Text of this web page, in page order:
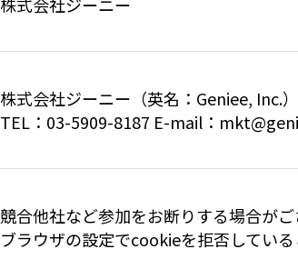
株式会社ジーニー
株式会社ジーニー（英名：Geniee, Inc.）
TEL：03-5909-8187 E-mail：
競合他社など参加をお断りする場合がご
ブラウザの設定でcookieを拒否してい